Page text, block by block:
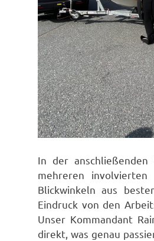
In der
mehreren
Blickwinkeln aus
Eindruck von den
Unser Kommandant
direkt, was genau